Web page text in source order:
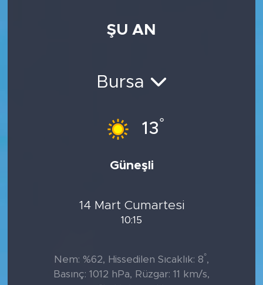
ŞU AN
Bursa
13°
Güneşli
14 Mart Cumartesi
10:15
Nem: %62, Hissedilen Sıcaklık: 8°,
Basınç: 1012 hPa, Rüzgar: 11 km/s,